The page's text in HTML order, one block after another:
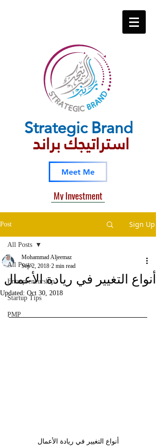
Strategic​ Brand
استراتيجك براند
Meet Me
My Investment
Post Sign Up
All Posts
Entrepreneurship
Startup Tips
PMP
All Posts
أنواع التغيير في ريادة الأعمال
Mohammad Aljeemaz
Sep 2, 2018 2 min read
Updated: Oct 30, 2018
أنواع التغيير في ريادة الأعمال